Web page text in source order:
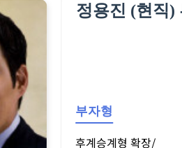
정용진 (현직)
부자형
후계승계형 확장/